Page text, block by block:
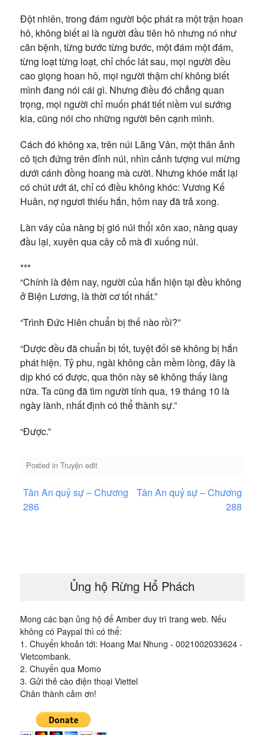
Đột nhiên, trong đám người bộc phát ra một trận hoan
hô, không biết ai là người đầu tiên hô nhưng nó như
căn bệnh, từng bước từng bước, một đám một đám,
từng loạt từng loạt, chỉ chốc lát sau, mọi người đều
cao giọng hoan hô, mọi người thậm chí không biết
mình đang nói cái gì. Nhưng điều đó chẳng quan
trọng, mọi người chỉ muốn phát tiết niềm vui sướng
kia, cũng nói cho những người bên cạnh mình.
Cách đó không xa, trên núi Lăng Vân, một thân ảnh
cô tịch đứng trên đỉnh núi, nhìn cảnh tượng vui mừng
dưới cánh đồng hoang mà cười. Nhưng khóe mắt lại
có chút ướt át, chỉ có điều không khóc: Vương Kế
Huân, nợ ngươi thiếu hắn, hôm nay đã trả xong.
Làn váy của nàng bị gió núi thổi xôn xao, nàng quay
đầu lại, xuyên qua cây cỏ mà đi xuống núi.
***
“Chính là đêm nay, người của hắn hiện tại đều không
ở Biện Lương, là thời cơ tốt nhất.”
“Trình Đức Hiên chuẩn bị thế nào rồi?”
“Dược đều đã chuẩn bị tốt, tuyệt đối sẽ không bị hắn
phát hiện. Tỷ phu, ngài không cần mềm lòng, đây là
dịp khó có được, qua thôn này sẽ không thấy làng
nữa. Ta cũng đã tìm người tính qua, 19 tháng 10 là
ngày lành, nhất định có thể thành sự.”
“Được.”
Posted in Truyện edit
Điều
hướng
Tân An quỷ sự – Chương
286
Tân An quỷ sự – Chương
288
Ủng hộ Rừng Hổ Phách
Mong các bạn ủng hộ để Amber duy trì trang web. Nếu
không có Paypal thì có thể:
1. Chuyển khoản tới: Hoang Mai Nhung - 0021002033624 -
Vietcombank.
2. Chuyển qua Momo
3. Gửi thẻ cào điện thoại Viettel
Chân thành cảm ơn!